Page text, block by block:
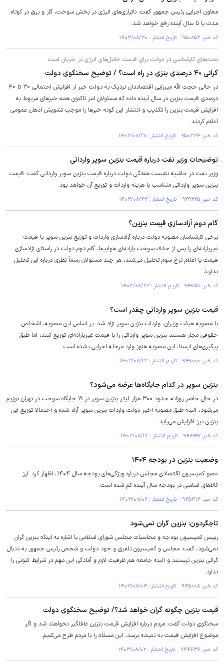
معاون اجرایی رئیس جمهور گفت: ناترازی‌های انرژی در بخش سوخت، گاز و برق در کوتاه
مدت یا تا سال آینده رفع خواهد شد.
کد خبر: ۹۵۰۸۵۲ تاریخ انتشار : ۱۴۰۳/۰۸/۳۰
بحث‌های کارشناسی در دولت برای قیمت حامل‌های انرژی در جریان است
گرانی ۴۰ درصدی بنزی در راه است؟ / توضیح سخنگوی دولت
در حالی حجت الله میرزایی اقتصاددان نزدیک به دولت خبر از افزایش احتمالی ۳۰ تا ۴۰
درصدی قیمت بنزین در سال آینده داده که مسئولان امر تاکنون همه خبر‌های مربوط به
افزایش قیمت بنزین را تکذیب و انتشار این گونه خبر‌ها را موجب تشویش اذهان عمومی
اعلام کردند.
کد خبر: ۹۵۰۲۳۴ تاریخ انتشار : ۱۴۰۳/۰۸/۲۸
توضیحات وزیر نفت درباره قیمت بنزین سوپر وارداتی
وزیر نفت در حاشیه نشست هفتگی دولت درباره قیمت بنزین سوپر وارداتی گفت: قیمت
بنزین سوپر وارداتی متناسب با هزینه واردات و توزیع آن خواهد بود.
کد خبر: ۹۴۹۲۲۵ تاریخ انتشار : ۱۴۰۳/۰۸/۲۳
گام دوم آزادسازی قیمت بنزین؟
برخی کارشناسان مصوبه دولت درباره آزادسازی واردات و توزیع بنزین سوپر با قیمت
غیریارانه‌ای را پس از حذف سوخت یارانه‌ای هواپیما، گام دوم دولت در راستای آزادسازی
قیمت یا اعلام نرخ سوم تحلیل می‌کنند، هر چند مسئولان رسماً نظری درباره این تحلیل
ندارند.
کد خبر: ۹۴۹۱۵۱ تاریخ انتشار : ۱۴۰۳/۰۸/۲۳
قیمت بنزین سوپر وارداتی چقدر است؟
با مصوبه هیئت وزیران، واردات بنزین سوپر آزاد شد. بر اساس این مصوبه، اشخاص
حقوقی مجاز هستند بنزین سوپر وارداتی را با قیمت غیریارانه‌ای توزیع کنند، اما طبق
پیگیری‌های ایسنا، این مصوبه هنوز وارد مرحله اجرایی نشده است.
کد خبر: ۹۴۹۰۰۰ تاریخ انتشار : ۱۴۰۳/۰۸/۲۲
بنزین سوپر در کدام جایگاه‌ها عرضه می‌شود؟
در حال حاضر روزانه حدود ۳۰۰ هزار لیتر بنزین سوپر در ۱۹ جایگاه سوخت در تهران توزیع
می‌شود، البته طبق مصوبه اخیر دولت واردات بنزین سوپر آزاد شده و احتمالا توزیع این
بنزین نیز افزایش می‌یابد.
کد خبر: ۹۴۸۹۹۹ تاریخ انتشار : ۱۴۰۳/۰۸/۲۲
وضعیت بنزین در بودجه ۱۴۰۴
عضو کمیسیون اقتصادی مجلس درباره ویژگی‌های بودجه سال ۱۴۰۴، اظهار کرد: ارز
کالا‌های اساسی در بودجه سال آینده کم شده است.
کد خبر: ۹۴۵۴۱۲ تاریخ انتشار : ۱۴۰۳/۰۸/۰۶
تاجگردون: بنزین گران نمی‌شود
رییس کمیسیون بودجه و محاسبات مجلس شورای اسلامی با اشاره به اینکه بنزین گران
نمی‌شود، گفت: مجلس و کمیسیون تلفیق و خود دولت و شخص رئیس جمهور به دنبال
گرانی بنزین نیستند و البته جامعه هم ظرفیت لازم و آمادگی این مهم در شرایط کنونی را
ندارد.
کد خبر: ۹۴۵۰۰۸ تاریخ انتشار : ۱۴۰۳/۰۸/۰۴
قیمت بنزین چگونه گران خواهد شد؟/ توضیح سخنگوی دولت
سخنگوی دولت گفت: مردم درباره افزایش قیمت بنزین غافلگیر نخواهند شد و اگر
موضوع افزایش قیمت به نتیجه برسد، این مسئله را با مردم طرح می‌کنیم.
کد خبر: ۹۴۴۶۳۷ تاریخ انتشار : ۱۴۰۳/۰۸/۰۲